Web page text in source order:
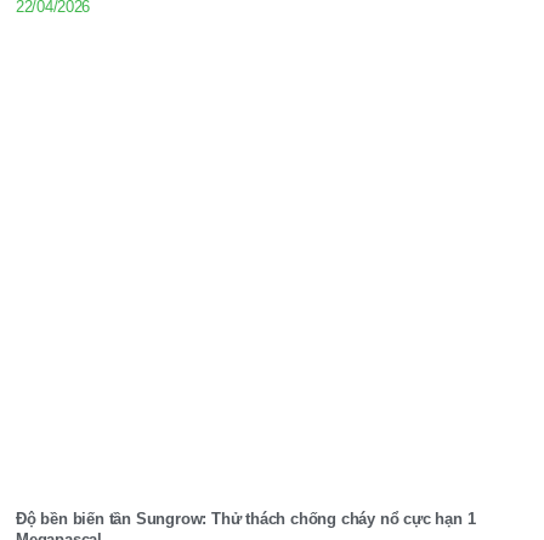
22/04/2026
Độ bền biến tần Sungrow: Thử thách chống cháy nổ cực hạn 1